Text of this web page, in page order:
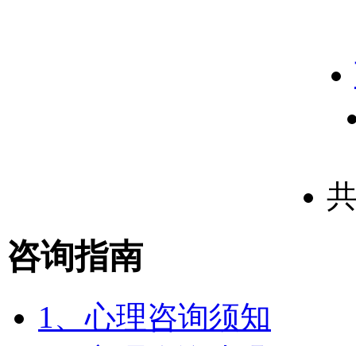
咨询指南
1、心理咨询须知